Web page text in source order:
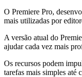
O Premiere Pro,
mais utilizadas por
A versão atual do
ajudar cada vez mais
Os recursos podem
tarefas mais simples até